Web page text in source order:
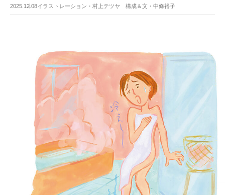
2025.12.08イラストレーション・村上テツヤ 構成＆文・中條裕子